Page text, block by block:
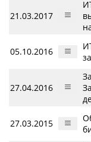
21.03.2017
05.10.2016
27.04.2016
27.03.2015